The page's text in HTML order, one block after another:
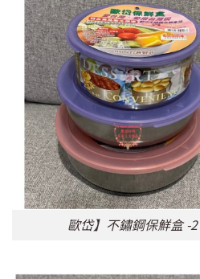
歐岱】不鏽鋼保鮮盒 -2